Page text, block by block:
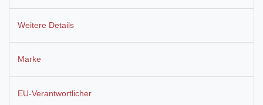
Weitere Details
Marke
EU-Verantwortlicher